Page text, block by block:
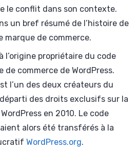
le conflit dans son contexte.
un bref résumé de l’histoire de
marque de commerce.
l’origine propriétaire du code
de commerce de WordPress.
l’un des deux créateurs du
départi des droits exclusifs sur la
en 2010. Le code
alors été transférés à la
WordPress.org.